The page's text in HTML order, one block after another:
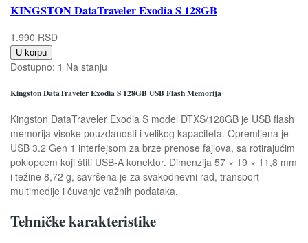
KINGSTON DataTraveler Exodia S 128GB
1.990 RSD
U korpu
Dostupno: 1 Na stanju
Kingston DataTraveler Exodia S 128GB USB Flash Memorija
Kingston DataTraveler Exodia S model DTXS/128GB je USB flash
memorija visoke pouzdanosti i velikog kapaciteta. Opremljena je
USB 3.2 Gen 1 interfejsom za brze prenose fajlova, sa rotirajućim
poklopcem koji štiti USB-A konektor. Dimenzija 57 × 19 × 11,8 mm
i težine 8,72 g, savršena je za svakodnevni rad, transport
multimedije i čuvanje važnih podataka.
Tehničke karakteristike